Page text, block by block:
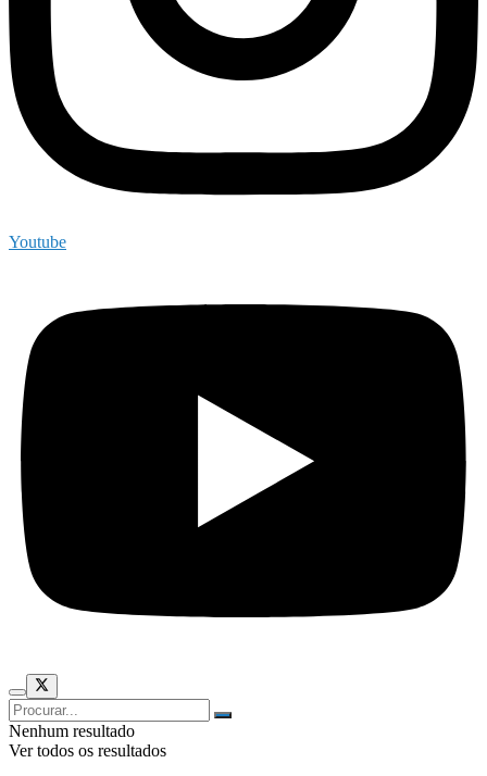
Youtube
Nenhum resultado
Ver todos os resultados